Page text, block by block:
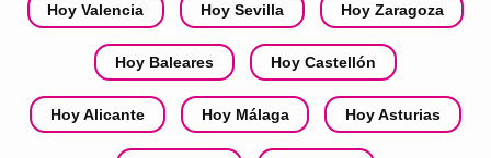
Hoy Valencia Hoy Sevilla Hoy Zaragoza
Hoy Baleares Hoy Castellón
Hoy Alicante Hoy Málaga Hoy Asturias